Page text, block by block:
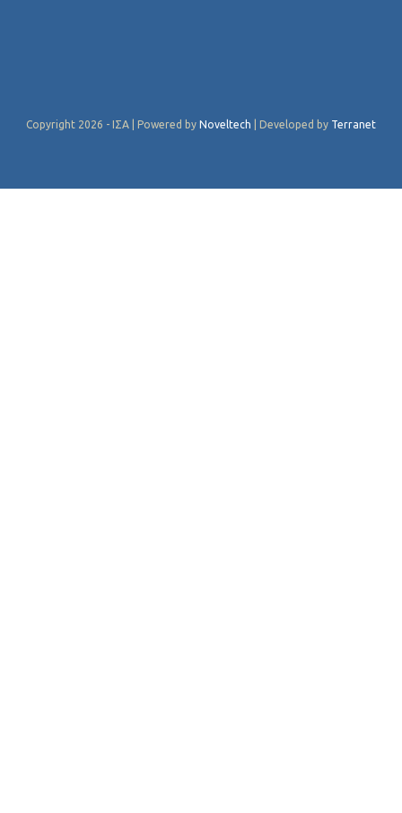
Copyright 2026 - ΙΣΑ | Powered by Noveltech | Developed by Terranet